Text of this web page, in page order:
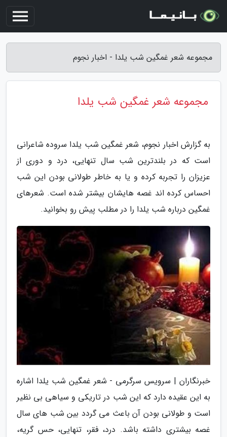
مجموعه شعر غمگین شب یلدا - اخبار نجوم
مجموعه شعر غمگین شب یلدا
به گزارش اخبار نجوم، شعر غمگین شب یلدا سروده شاعرانی
است که در بلندترین شب سال تنهایی، درد و دوری از
عزیزان را تجربه کرده و یا به خاطر طولانی بودن این شب
احساس کرده اند غصه هایشان بیشتر شده است. شعرهای
غمگین درباره شب یلدا را در مطلب پیش رو بخوانید.
خبرنگاران | سرویس سرگرمی - شعر غمگین شب یلدا اشاره
به این عقیده دارد که این شب در تاریکی و سیاهی بی نظیر
است و طولانی بودن آن باعث می گردد بین شب های سال
غصه بیشتری داشته باشد. درد، فقر، تنهایی، حس گریه،